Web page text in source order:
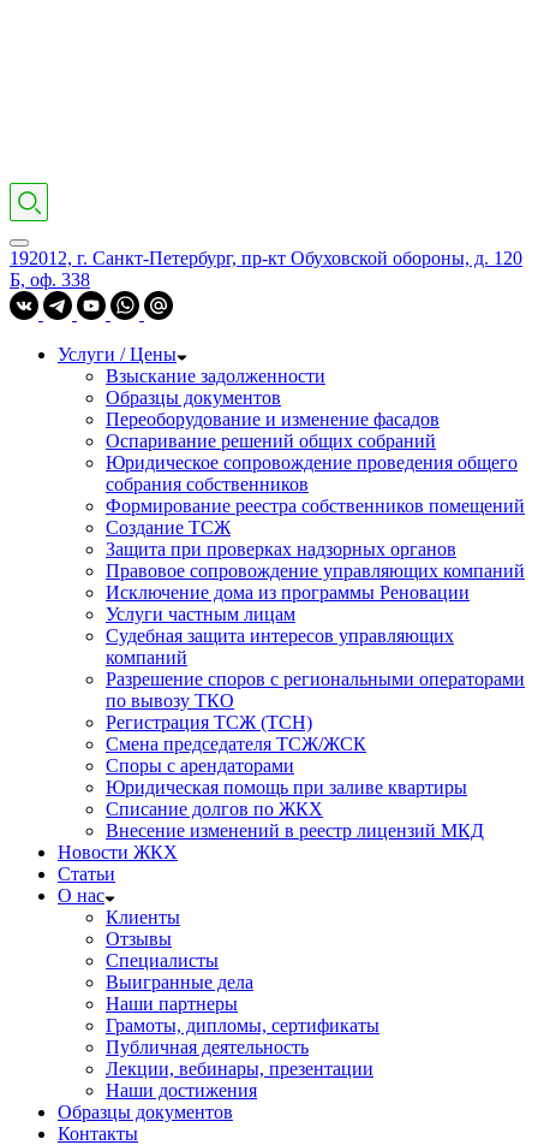
192012, г. Санкт-Петербург, пр-кт Обуховской обороны, д. 120
Б, оф. 338
Услуги / Цены
Взыскание задолженности
Образцы документов
Переоборудование и изменение фасадов
Оспаривание решений общих собраний
Юридическое сопровождение проведения общего
собрания собственников
Формирование реестра собственников помещений
Создание ТСЖ
Защита при проверках надзорных органов
Правовое сопровождение управляющих компаний
Исключение дома из программы Реновации
Услуги частным лицам
Судебная защита интересов управляющих
компаний
Разрешение споров с региональными операторами
по вывозу ТКО
Регистрация ТСЖ (ТСН)
Смена председателя ТСЖ/ЖСК
Споры с арендаторами
Юридическая помощь при заливе квартиры
Списание долгов по ЖКХ
Внесение изменений в реестр лицензий МКД
Новости ЖКХ
Статьи
О нас
Клиенты
Отзывы
Специалисты
Выигранные дела
Наши партнеры
Грамоты, дипломы, сертификаты
Публичная деятельность
Лекции, вебинары, презентации
Наши достижения
Образцы документов
Контакты